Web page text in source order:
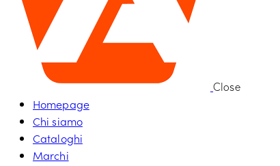
Close
Homepage
Chi siamo
Cataloghi
Marchi